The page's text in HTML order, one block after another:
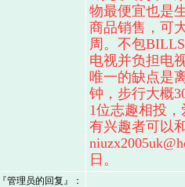
物最便宜也是
商品销售，可
周。不包
电视并负担电
唯一的缺点是
钟，步行大概
1位志趣相投
有兴趣者可以
日。
『管理员的回复』：